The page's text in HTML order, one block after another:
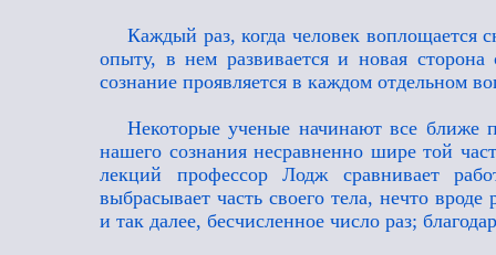
Каждый раз, когда человек воплощается
опыту, в нем развивается и новая
сознание проявляется в каждом отдельном
Некоторые ученые начинают все ближе
нашего сознания несравненно шире той
лекций профессор Лодж сравнивает
выбрасывает часть своего тела, нечто
и так далее, бесчисленное число раз;